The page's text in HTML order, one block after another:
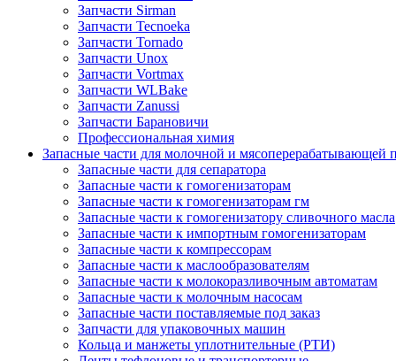
Запчасти Sirman
Запчасти Tecnoeka
Запчасти Tornado
Запчасти Unox
Запчасти Vortmax
Запчасти WLBake
Запчасти Zanussi
Запчасти Барановичи
Профессиональная химия
Запасные части для молочной и мясоперерабатывающей
Запасные части для сепаратора
Запасные части к гомогенизаторам
Запасные части к гомогенизаторам гм
Запасные части к гомогенизатору сливочного масла
Запасные части к импортным гомогенизаторам
Запасные части к компрессорам
Запасные части к маслообразователям
Запасные части к молокоразливочным автоматам
Запасные части к молочным насосам
Запасные части поставляемые под заказ
Запчасти для упаковочных машин
Кольца и манжеты уплотнительные (РТИ)